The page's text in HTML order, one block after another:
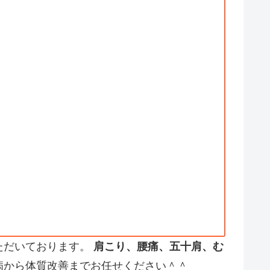
いております。 肩こり、腰痛、五十肩、む
ら体質改善までお任せください＾＾